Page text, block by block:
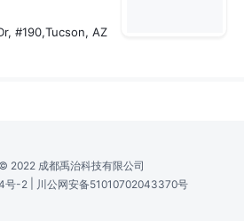
#190,Tucson, AZ
2022 成都禹治科技有限公司
号-2
川公网安备51010702043370号